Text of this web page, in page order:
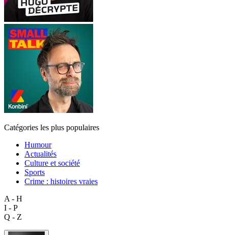
Catégories les plus populaires
Humour
Actualités
Culture et société
Sports
Crime : histoires vraies
A - H
I - P
Q - Z